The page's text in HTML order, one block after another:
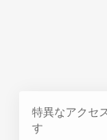
特異なアクセ
す